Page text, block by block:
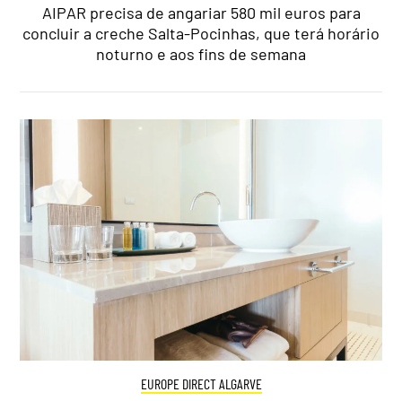
AIPAR precisa de angariar 580 mil euros para
concluir a creche Salta-Pocinhas, que terá horário
noturno e aos fins de semana
EUROPE DIRECT ALGARVE